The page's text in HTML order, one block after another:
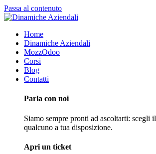
Passa al contenuto
Home
Dinamiche Aziendali
MozzOdoo
Corsi
Blog
Contatti
Parla con noi
Siamo sempre pronti ad ascoltarti: scegli
qualcuno a tua disposizione.
Apri un ticket